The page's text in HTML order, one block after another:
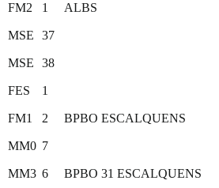
FM2 1 ALBS
MSE 37
MSE 38
FES 1
FM1 2 BPBO ESCALQUENS
MM0 7
MM3 6 BPBO 31 ESCALQUENS